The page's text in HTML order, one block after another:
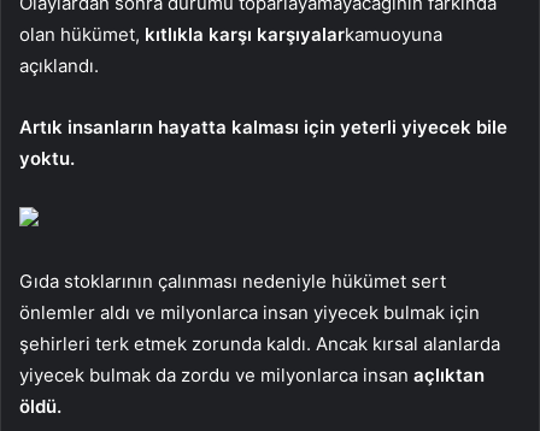
olan hükümet, kıtlıkla karşı karşıyalarkamuoyuna
açıklandı.
Artık insanların hayatta kalması için yeterli yiyecek bile
yoktu.
Gıda stoklarının çalınması nedeniyle hükümet sert
önlemler aldı ve milyonlarca insan yiyecek bulmak için
şehirleri terk etmek zorunda kaldı. Ancak kırsal alanlarda
yiyecek bulmak da zordu ve milyonlarca insan açlıktan
öldü.